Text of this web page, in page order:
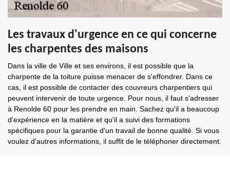
Les travaux d'urgence en ce qui concerne
les charpentes des maisons
Dans la ville de Ville et ses environs, il est possible que la
charpente de la toiture puisse menacer de s'effondrer. Dans ce
cas, il est possible de contacter des couvreurs charpentiers qui
peuvent intervenir de toute urgence. Pour nous, il faut s'adresser
à Renolde 60 pour les prendre en main. Sachez qu'il a beaucoup
d'expérience en la matière et qu'il a suivi des formations
spécifiques pour la garantie d'un travail de bonne qualité. Si vous
voulez d'autres informations, il suffit de le téléphoner directement.